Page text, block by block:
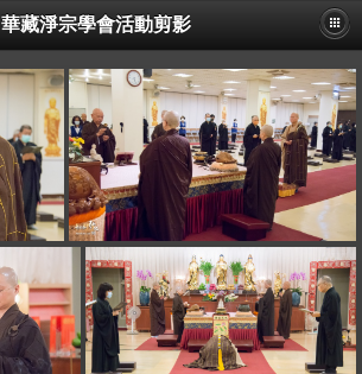
華藏淨宗學會活動剪影